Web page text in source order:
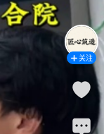
关注